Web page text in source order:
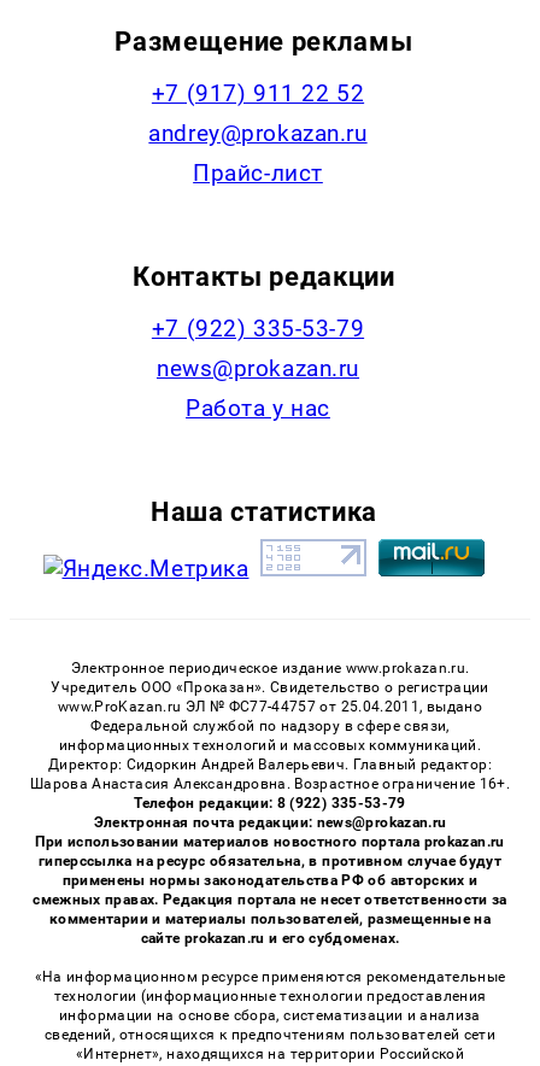
Размещение рекламы
+7 (917) 911 22 52
andrey@prokazan.ru
Прайс-лист
Контакты редакции
+7 (922) 335-53-79
news@prokazan.ru
Работа у нас
Наша статистика
Электронное периодическое издание www.prokazan.ru.
Учредитель ООО «Проказан». Cвидетельство о регистрации
www.ProKazan.ru ЭЛ № ФС77-44757 от 25.04.2011, выдано
Федеральной службой по надзору в сфере связи,
информационных технологий и массовых коммуникаций.
Директор: Сидоркин Андрей Валерьевич. Главный редактор:
Шарова Анастасия Александровна. Возрастное ограничение 16+.
Телефон редакции: 8 (922) 335-53-79
Электронная почта редакции: news@prokazan.ru
При использовании материалов новостного портала prokazan.ru
гиперссылка на ресурс обязательна, в противном случае будут
применены нормы законодательства РФ об авторских и
смежных правах. Редакция портала не несет ответственности за
комментарии и материалы пользователей, размещенные на
сайте prokazan.ru и его субдоменах.
«На информационном ресурсе применяются рекомендательные
технологии (информационные технологии предоставления
информации на основе сбора, систематизации и анализа
сведений, относящихся к предпочтениям пользователей сети
«Интернет», находящихся на территории Российской